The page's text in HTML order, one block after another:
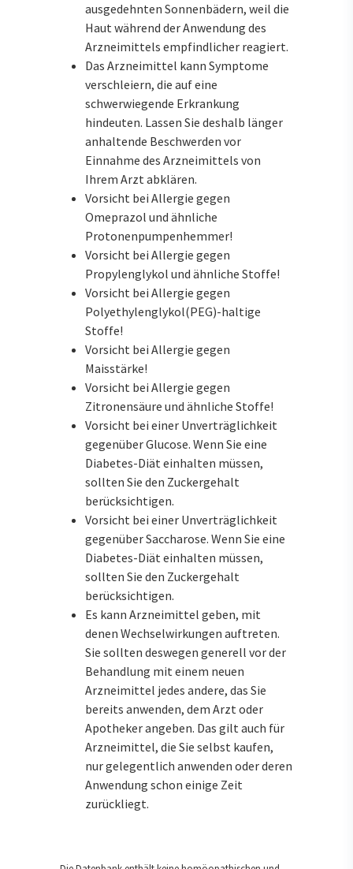
ausgedehnten Sonnenbädern, weil die
Haut während der Anwendung des
Arzneimittels empfindlicher reagiert.
Das Arzneimittel kann Symptome
verschleiern, die auf eine
schwerwiegende Erkrankung
hindeuten. Lassen Sie deshalb länger
anhaltende Beschwerden vor
Einnahme des Arzneimittels von
Ihrem Arzt abklären.
Vorsicht bei Allergie gegen
Omeprazol und ähnliche
Protonenpumpenhemmer!
Vorsicht bei Allergie gegen
Propylenglykol und ähnliche Stoffe!
Vorsicht bei Allergie gegen
Polyethylenglykol(PEG)-haltige
Stoffe!
Vorsicht bei Allergie gegen
Maisstärke!
Vorsicht bei Allergie gegen
Zitronensäure und ähnliche Stoffe!
Vorsicht bei einer Unverträglichkeit
gegenüber Glucose. Wenn Sie eine
Diabetes-Diät einhalten müssen,
sollten Sie den Zuckergehalt
berücksichtigen.
Vorsicht bei einer Unverträglichkeit
gegenüber Saccharose. Wenn Sie eine
Diabetes-Diät einhalten müssen,
sollten Sie den Zuckergehalt
berücksichtigen.
Es kann Arzneimittel geben, mit
denen Wechselwirkungen auftreten.
Sie sollten deswegen generell vor der
Behandlung mit einem neuen
Arzneimittel jedes andere, das Sie
bereits anwenden, dem Arzt oder
Apotheker angeben. Das gilt auch für
Arzneimittel, die Sie selbst kaufen,
nur gelegentlich anwenden oder deren
Anwendung schon einige Zeit
zurückliegt.